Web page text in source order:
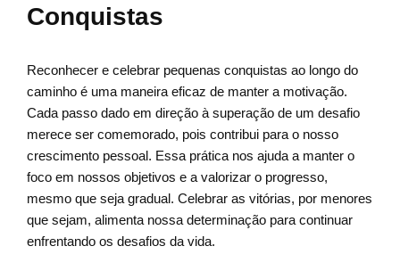
Conquistas
Reconhecer e celebrar pequenas conquistas ao longo do
caminho é uma maneira eficaz de manter a motivação.
Cada passo dado em direção à superação de um desafio
merece ser comemorado, pois contribui para o nosso
crescimento pessoal. Essa prática nos ajuda a manter o
foco em nossos objetivos e a valorizar o progresso,
mesmo que seja gradual. Celebrar as vitórias, por menores
que sejam, alimenta nossa determinação para continuar
enfrentando os desafios da vida.